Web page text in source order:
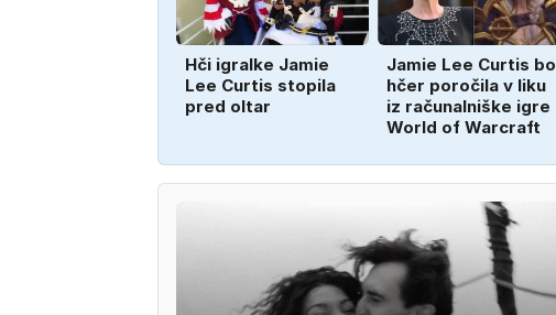
Hči igralke Jamie
Lee Curtis stopila
pred oltar
Jamie Lee Curtis bo
hčer poročila v liku
iz računalniške igre
World of Warcraft